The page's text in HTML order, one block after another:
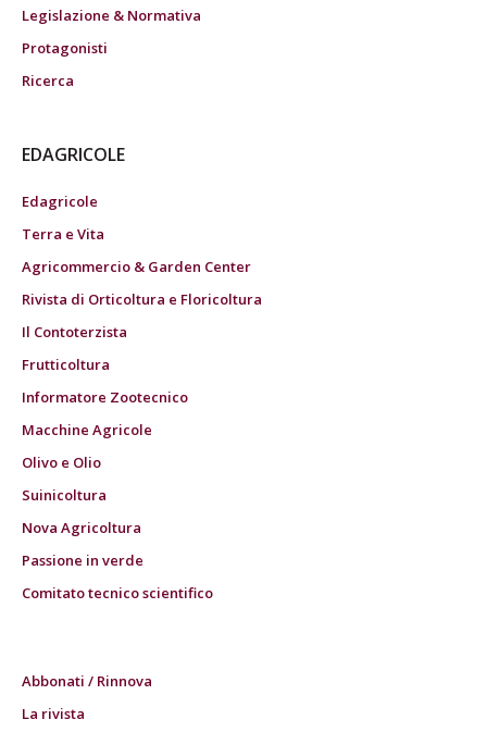
Legislazione & Normativa
Protagonisti
Ricerca
EDAGRICOLE
Edagricole
Terra e Vita
Agricommercio & Garden Center
Rivista di Orticoltura e Floricoltura
Il Contoterzista
Frutticoltura
Informatore Zootecnico
Macchine Agricole
Olivo e Olio
Suinicoltura
Nova Agricoltura
Passione in verde
Comitato tecnico scientifico
Abbonati / Rinnova
La rivista